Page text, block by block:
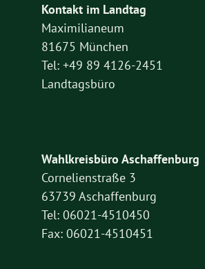
Kontakt im Landtag
Maximilianeum
81675 München
Tel: +49 89 4126-2451
Landtagsbüro
Wahlkreisbüro Aschaffenburg
Cornelienstraße 3
63739 Aschaffenburg
Tel: 06021-4510450
Fax: 06021-4510451